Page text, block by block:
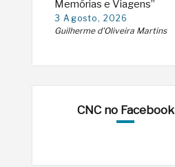
Memórias e Viagens”
3 Agosto, 2026
Guilherme d'Oliveira Martins
CNC no Facebook